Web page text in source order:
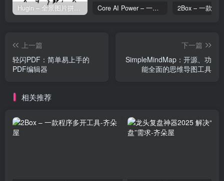
Hugin – 全景图片拼接工具 Core AI Power – 一款专为 WordPress 设计的 AI 增强插件
上一篇
轻闪PDF：简单易上手的
PDF编辑器
下一篇
SimpleMindMap：开源、功
能全面的思维导图工具
相关推荐